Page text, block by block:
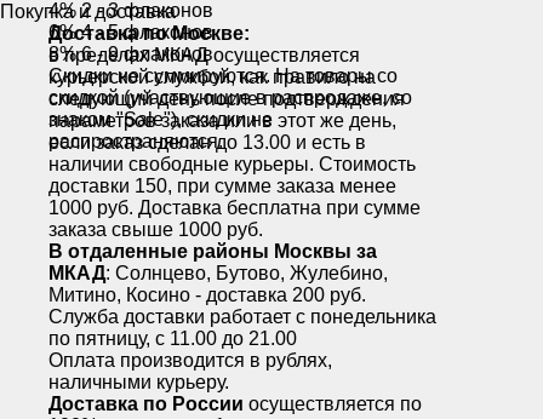
4% 2 - 3 флаконов
6% 4 - 5 флаконов
8% 6 - 9 флаконов
Скидки не суммируются. На товары со
скидкой (участвующие в распродаже, со
знаком "Sale"), скидки не
распространяются.
Покупка и доставка
Доставка по Москве:
в пределах МКАД осуществляется
курьерской службой, как правило на
следующий день после подтверждения
параметров заказа или в этот же день,
если заказ сделан до 13.00 и есть в
наличии свободные курьеры. Стоимость
доставки 150, при сумме заказа менее
1000 руб. Доставка бесплатна при сумме
заказа свыше 1000 руб.
В отдаленные районы Москвы за
МКАД: Солнцево, Бутово, Жулебино,
Митино, Косино - доставка 200 руб.
Служба доставки работает с понедельника
по пятницу, с 11.00 до 21.00
Оплата производится в рублях,
наличными курьеру.
Доставка по России осуществляется по